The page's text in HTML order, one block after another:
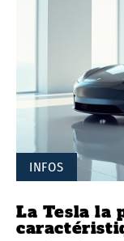
INFOS
La Tesla la